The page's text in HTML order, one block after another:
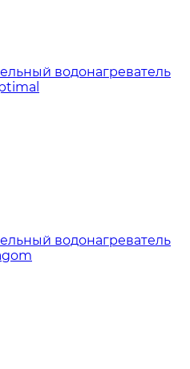
водонагреватель
водонагреватель